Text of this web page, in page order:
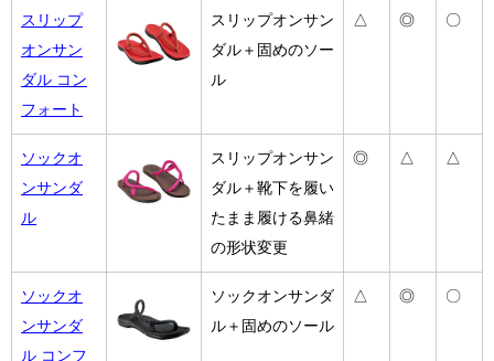
スリップ
オンサン
ダル コン
フォート
スリップオンサン
ダル＋固めのソー
ル
△ ◎ 〇
ソックオ
ンサンダ
ル
スリップオンサン
ダル＋靴下を履い
たまま履ける鼻緒
の形状変更
◎ △ △
ソックオ
ンサンダ
ル コンフ
ソックオンサンダ
ル＋固めのソール
△ ◎ 〇